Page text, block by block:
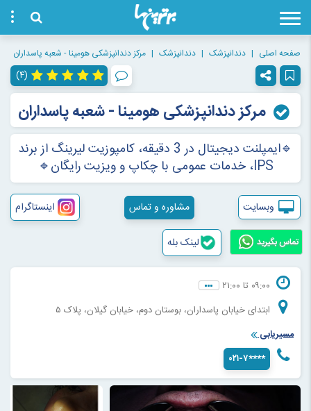
صفحه اصلی دندانپزشک دندانپزشک مرکز دندانپزشکی هومینا - شعبه پاسداران
(۴)
مرکز دندانپزشکی هومینا - شعبه پاسداران
🔹ایمپلنت دیجیتال در 3 دقیقه، کامپوزیت لیرینگ از برند
IPS، خدمات عمومی با چکاپ و ویزیت رایگان🔹
وبسایت مشاوره و تماس اینستاگرام
تماس بگیرید لینک بله
۰۹:۰۰ تا ۲۱:۰۰
ابتدای خیابان پاسداران، بوستان دوم، خیابان گیلان، پلاک ۵
مسیریابی
۰۲۱-۷****